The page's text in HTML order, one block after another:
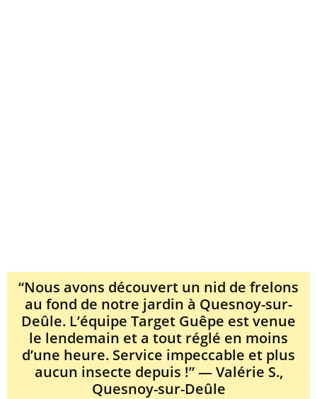
“Nous avons découvert un nid de frelons
au fond de notre jardin à Quesnoy-sur-
Deûle. L’équipe Target Guêpe est venue
le lendemain et a tout réglé en moins
d’une heure. Service impeccable et plus
aucun insecte depuis !” — Valérie S.,
Quesnoy-sur-Deûle